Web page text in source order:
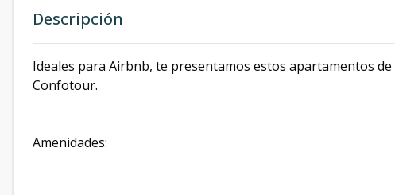
Descripción
Ideales para Airbnb, te presentamos estos apartamentos
Confotour.
Amenidades: